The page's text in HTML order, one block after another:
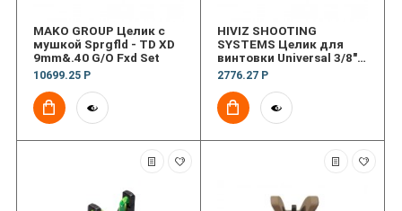
MAKO GROUP Целик с
мушкой Sprgfld - TD XD
9mm&.40 G/O Fxd Set
10699.25 Р
HIVIZ SHOOTING
SYSTEMS Целик для
винтовки Universal 3/8″
Dovetail Adjustable Rear
2776.27 Р